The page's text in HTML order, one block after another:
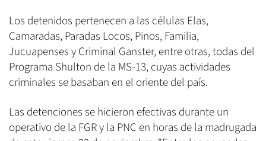
Los detenidos pertenecen a las células Elas,
Camaradas, Paradas Locos, Pinos, Familia,
Jucuapenses y Criminal Ganster, entre otras, todas del
Programa Shulton de la MS-13, cuyas actividades
criminales se basaban en el oriente del país.
Las detenciones se hicieron efectivas durante un
operativo de la FGR y la PNC en horas de la madrugada